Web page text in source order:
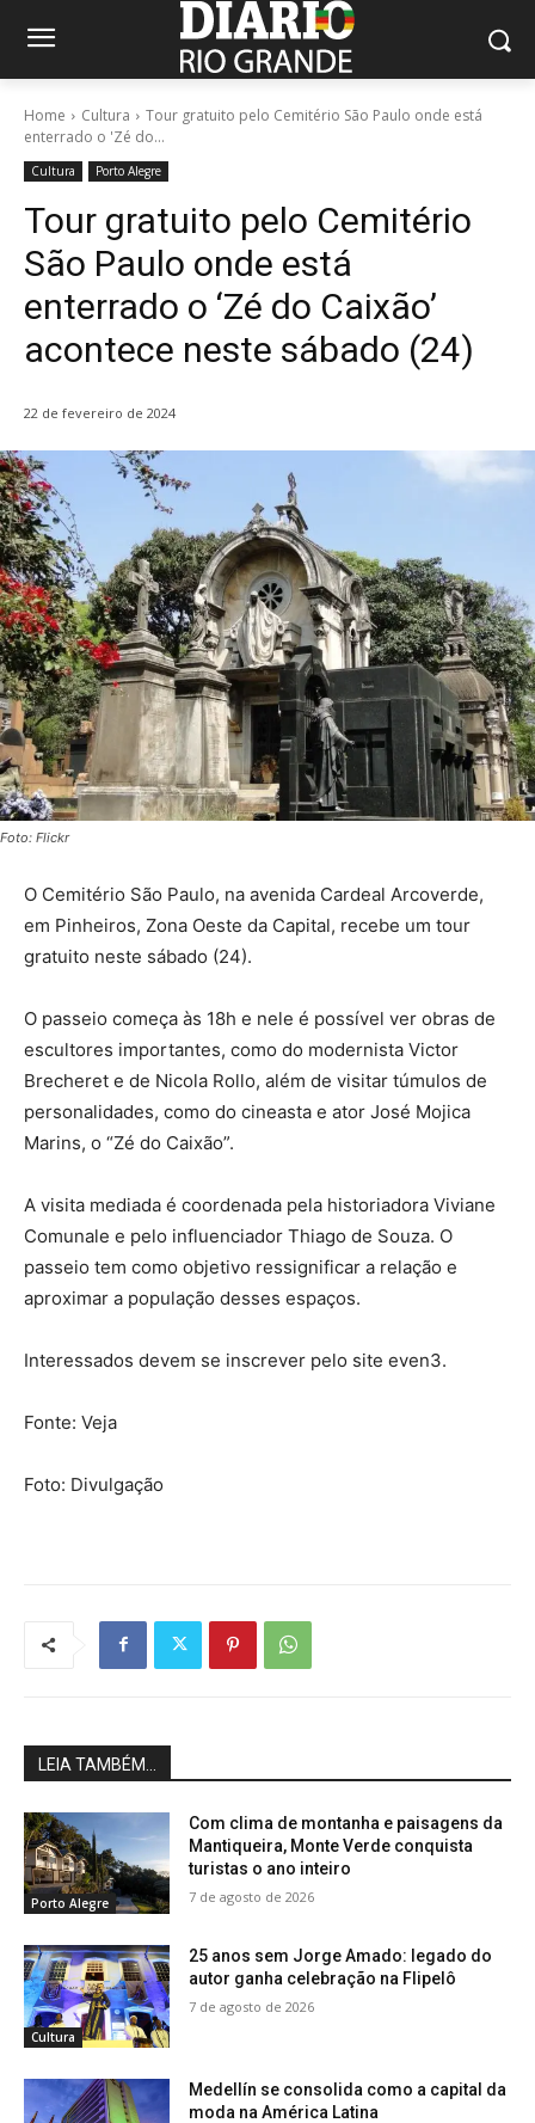
Home Cultura
Tour gratuito pelo Cemitério São Paulo onde está
enterrado o 'Zé do...
Cultura Porto Alegre
Tour gratuito pelo Cemitério
São Paulo onde está
enterrado o ‘Zé do Caixão’
acontece neste sábado (24)
22 de fevereiro de 2024
Foto: Flickr
O Cemitério São Paulo, na avenida Cardeal Arcoverde,
em Pinheiros, Zona Oeste da Capital, recebe um tour
gratuito neste sábado (24).
O passeio começa às 18h e nele é possível ver obras de
escultores importantes, como do modernista Victor
Brecheret e de Nicola Rollo, além de visitar túmulos de
personalidades, como do cineasta e ator José Mojica
Marins, o “Zé do Caixão”.
A visita mediada é coordenada pela historiadora Viviane
Comunale e pelo influenciador Thiago de Souza. O
passeio tem como objetivo ressignificar a relação e
aproximar a população desses espaços.
Interessados devem se inscrever pelo site even3.
Fonte: Veja
Foto: Divulgação
LEIA TAMBÉM...
Porto Alegre
Com clima de montanha e paisagens da
Mantiqueira, Monte Verde conquista
turistas o ano inteiro
7 de agosto de 2026
Cultura
25 anos sem Jorge Amado: legado do
autor ganha celebração na Flipelô
7 de agosto de 2026
Medellín se consolida como a capital da
moda na América Latina